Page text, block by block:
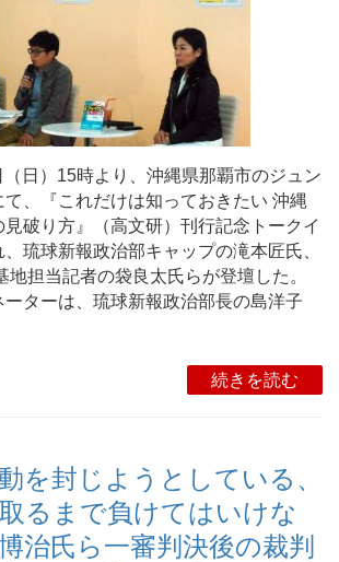
日）15時より、沖縄県那覇市のジュン
て、『これだけは知っておきたい 沖縄
破り方』（高文研）刊行記念トークイ
琉球新報政治部キャップの滝本匠氏、
地担当記者の袋良太氏らが登壇した。
ターは、琉球新報政治部長の島洋子
続きを読む
を封じようとしている、
るまで負けてはいけな
治氏ら一審判決後の裁判